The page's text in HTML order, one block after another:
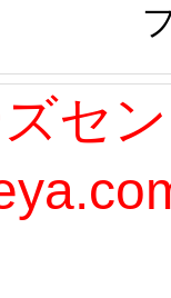
たし
ル期
まで
ズセ